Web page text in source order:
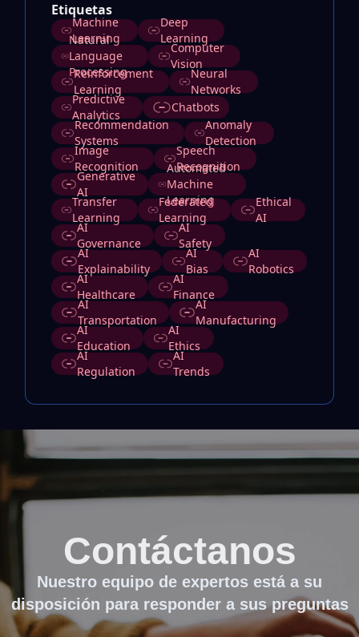
Etiquetas
Machine
Learning
Deep
Learning
Natural
Language
Processing
Computer
Vision
Reinforcement
Learning
Neural
Networks
Predictive
Analytics
Chatbots
Recommendation
Systems
Anomaly
Detection
Image
Recognition
Speech
Recognition
Generative
AI
Automated
Machine
Learning
Transfer
Learning
Federated
Learning
Ethical
AI
AI
Governance
AI
Safety
AI
Explainability
AI
Bias
AI
Robotics
AI
Healthcare
AI
Finance
AI
Transportation
AI
Manufacturing
AI
Education
AI
Ethics
AI
Regulation
AI
Trends
Contáctanos
Nuestro equipo de expertos está a su
disposición para responder a sus preguntas